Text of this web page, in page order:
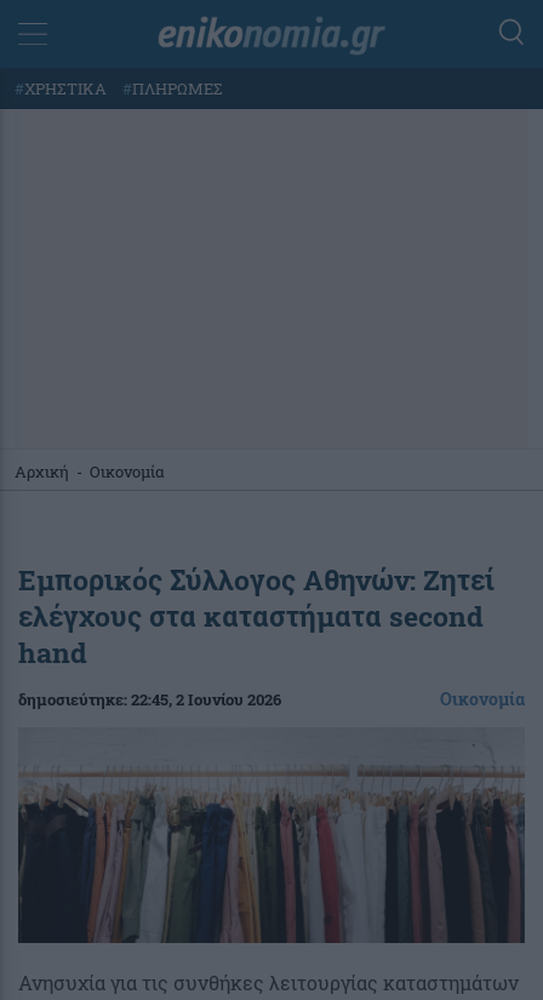
#ΧΡΗΣΤΙΚΑ #ΠΛΗΡΩΜΕΣ
Αρχική - Οικονομία
Εμπορικός Σύλλογος Αθηνών: Ζητεί
ελέγχους στα καταστήματα second
hand
δημοσιεύτηκε:22:45, 2 Ιουνίου 2026 Οικονομία
Ανησυχία για τις συνθήκες λειτουργίας καταστημάτων